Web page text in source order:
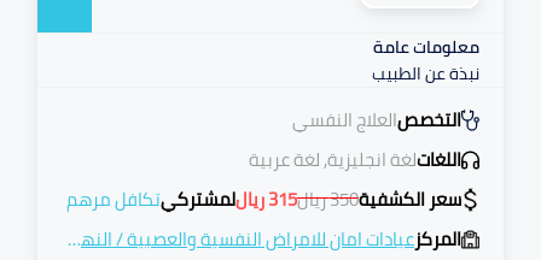
معلومات عامة
نبذة عن الطبيب
التخصصالعلاج النفسي
اللغاتلغة انجليزية, لغة عربية
سعر الكشفية350ريال315رياللمشتركيتكافل مرهم
المركزعيادات امان للامراض النفسية والعصبية/النهضة